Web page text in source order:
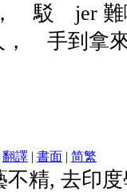
駁 jer 難
， 手到拿
翻譯 | 書面 | 简繁
精, 去印